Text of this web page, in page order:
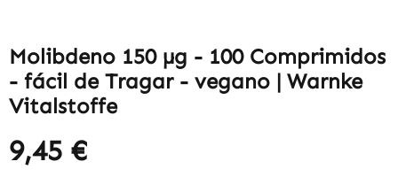
Molibdeno 150 µg - 100 Comprimidos
- fácil de Tragar - vegano | Warnke
Vitalstoffe
9,45 €